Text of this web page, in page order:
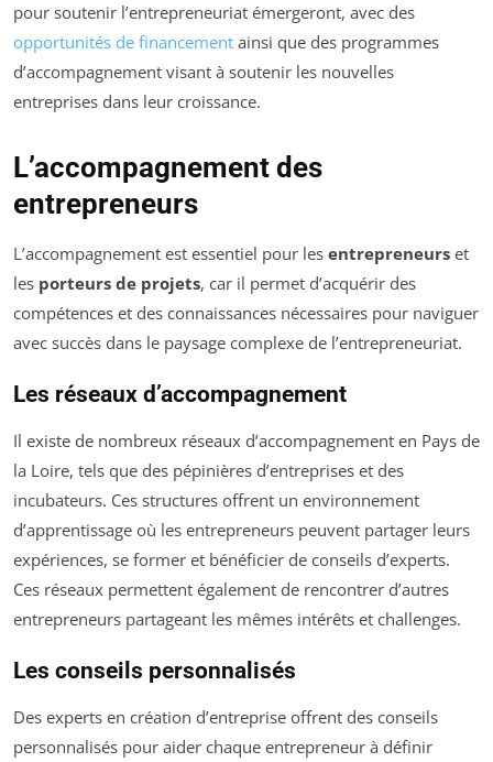
pour soutenir l’entrepreneuriat émergeront, avec des
opportunités de financement ainsi que des programmes
d’accompagnement visant à soutenir les nouvelles
entreprises dans leur croissance.
L’accompagnement des
entrepreneurs
L’accompagnement est essentiel pour les entrepreneurs et
les porteurs de projets, car il permet d’acquérir des
compétences et des connaissances nécessaires pour naviguer
avec succès dans le paysage complexe de l’entrepreneuriat.
Les réseaux d’accompagnement
Il existe de nombreux réseaux d’accompagnement en Pays de
la Loire, tels que des pépinières d’entreprises et des
incubateurs. Ces structures offrent un environnement
d’apprentissage où les entrepreneurs peuvent partager leurs
expériences, se former et bénéficier de conseils d’experts.
Ces réseaux permettent également de rencontrer d’autres
entrepreneurs partageant les mêmes intérêts et challenges.
Les conseils personnalisés
Des experts en création d’entreprise offrent des conseils
personnalisés pour aider chaque entrepreneur à définir